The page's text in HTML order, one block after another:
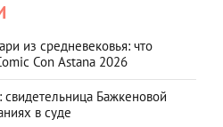
из средневековья: что
Con Astana 2026
свидетельница Бажкеновой
в суде